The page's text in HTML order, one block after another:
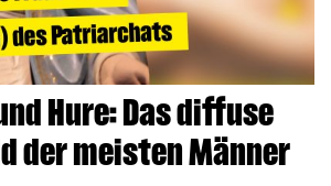
Hure: Das diffuse
der meisten Männer